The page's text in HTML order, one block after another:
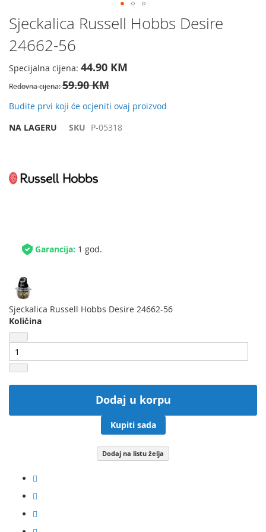
Preskočite
na
početak
galerije
slika
Sjeckalica Russell Hobbs Desire
24662-56
Specijalna cijena 44.90 KM
Redovna cijena 59.90 KM
Budite prvi koji će ocjeniti ovaj proizvod
NA LAGERU
SKU P-05318
Garancija: 1 god.
Sjeckalica Russell Hobbs Desire 24662-56
Količina
Dodaj u korpu
Kupiti sada
Dodaj na listu želja